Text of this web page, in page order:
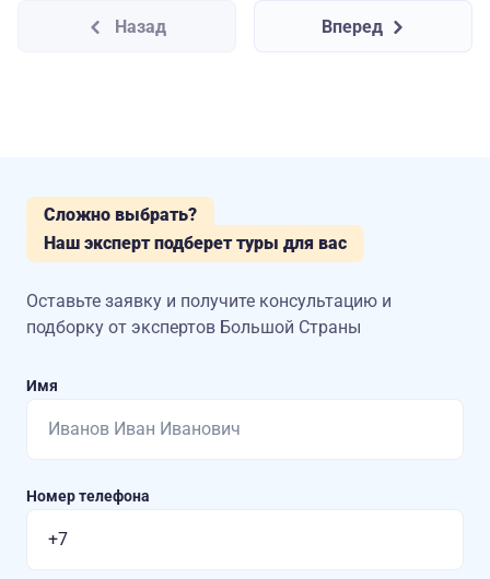
Назад Вперед
Сложно выбрать?
Наш эксперт подберет туры для вас
Оставьте заявку и получите консультацию и
подборку от экспертов Большой Страны
Имя
Номер телефона